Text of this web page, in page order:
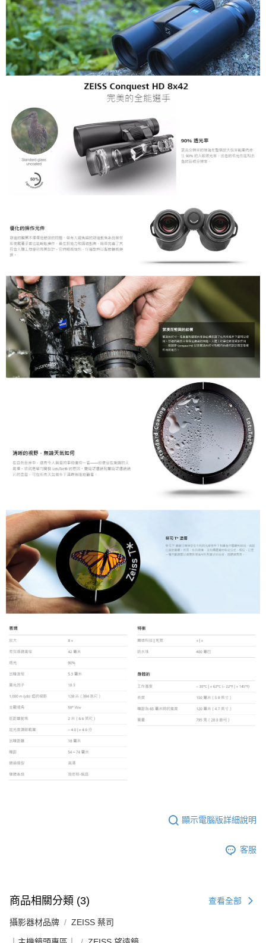
２．訂單成立數日內，您將收到繳費通知簡訊。
３．收到繳費通知簡訊後14天內，點擊此簡訊中的連結，可透過四大超商／
ATM／網路銀行／等多元方式進行付款，方視為交易完成。
※ 請注意：結帳手續完成當下不需立刻繳費，但若您需要取消訂單，請聯絡
購買商品的店家。未經商家同意取消之訂單仍視為有效，需透過AFTEE先享
後付繳納相關費用。
※ 交易是否成功請以「AFTEE先享後付 」之結帳頁面顯示為準，若有關於
是否繳費成功／繳費後需取消欲退款等相關疑問，請聯繫「AFTEE先享後付
https://netprotections.freshdesk.com/support/home
【注意事項】
１．透過由恩沛科技股份有限公司提供之「AFTEE先享後付」服務完成之交
易，需依本服務之必要範圍內提供個人資料，並將交易相關給付款項請求債
權轉讓予恩沛科技股份有限公司。
２．關於個人資料處理事宜，請瀏覽以下網址：
https://aftee.tw/terms/#terms3
３．未成年的使用者請事先徵得法定代理人或監護人之同意方可使用
「AFTEE先享後付」，若未經同意申辦者引起之損失，本公司不負相關責
４．使用「AFTEE先享後付」時，將依據個別帳號之用戶狀況，依本公司即
時審查核予不同之上限額度；若仍有額度不足之情形，本公司將視審查結果
請求用戶進行身份認證。
５．嚴禁一人註冊多個帳號或使用他人資訊註冊。若發現惡意使用之情形，
恩沛科技股份有限公司將有權停止該用戶之使用額度並採取法律行動。
每筆NT$60，滿NT$399(含以上)免運費
7-11取貨付款
每筆NT$60，滿NT$399(含以上)免運費
宅配
每筆NT$75，滿NT$399(含以上)免運費
付款後門市自取
免運費
顯示電腦版詳細說明
客服
商品相關分類 (3) 查看全部
攝影器材品牌 ZEISS 蔡司